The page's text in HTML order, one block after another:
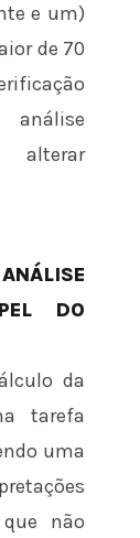
e um)
de 70
DO
da
tarefa
uma
não